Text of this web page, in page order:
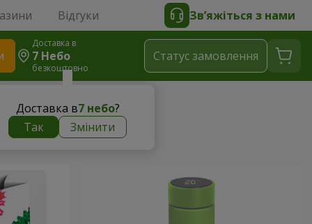
Відгуки Зв’яжіться з нами
Доставка в
7 Небо
безкоштовно
Доставка в7 небо?
Так
Змінити
Статус замовлення